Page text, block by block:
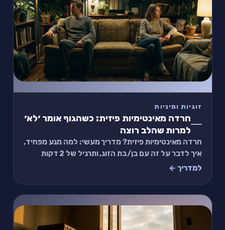
זוגיות ומיניות
חרדה מאינטימיות פיזית: כשהגוף אומר ׳לא׳
למרות שהלב רוצה
חרדה מאינטימיות פיזית? מדריך מעשי: למה מגע מפחיד,
איך לדבר על זה עם בן/בת הזוג, ותרגיל של 2 דקות
שעוזר להתחבר מחדש.
למדריך ←